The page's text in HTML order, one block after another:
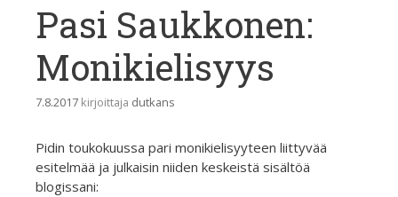
Pasi Saukkonen:
Monikielisyys
7.8.2017 kirjoittaja dutkans
Pidin toukokuussa pari monikielisyyteen liittyvää
esitelmää ja julkaisin niiden keskeistä sisältöä
blogissani: